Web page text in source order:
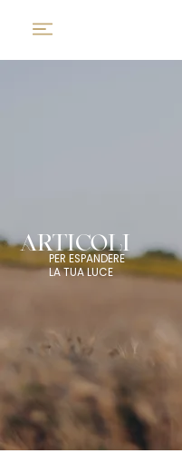
ARTICOLI
PER ESPANDERE
LA TUA LUCE